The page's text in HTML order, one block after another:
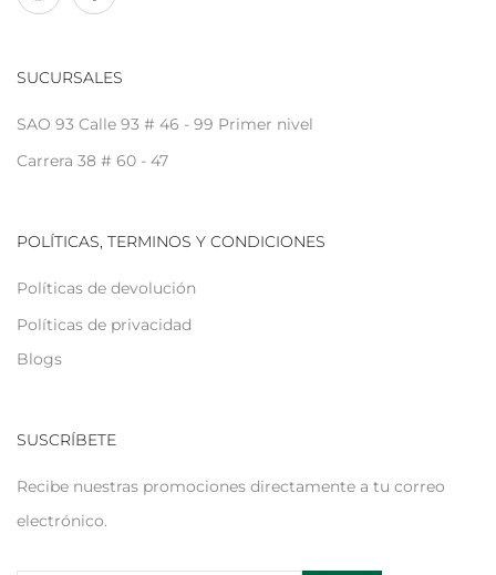
SUCURSALES
SAO 93 Calle 93 # 46 - 99 Primer nivel
Carrera 38 # 60 - 47
POLÍTICAS, TERMINOS Y CONDICIONES
Políticas de devolución
Políticas de privacidad
Blogs
SUSCRÍBETE
Recibe nuestras promociones directamente a tu correo
electrónico.